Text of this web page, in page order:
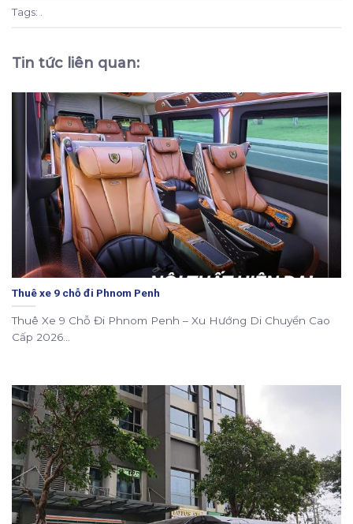
Tags: .
Tin tức liên quan:
Thuê xe 9 chỗ đi Phnom Penh
Thuê Xe 9 Chỗ Đi Phnom Penh – Xu Hướng Di Chuyển Cao
Cấp 2026...